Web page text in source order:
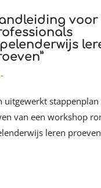
voor
uitgewerkt
van een workshop
leren